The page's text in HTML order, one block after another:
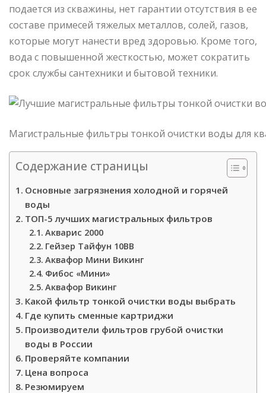
подается из скважины, нет гарантии отсутствия в ее
составе примесей тяжелых металлов, солей, газов,
которые могут нанести вред здоровью. Кроме того,
вода с повышенной жесткостью, может сократить
срок службы сантехники и бытовой техники.
Магистральные фильтры тонкой очистки воды для
Содержание страницы
Основные загрязнения холодной и горячей
воды
ТОП-5 лучших магистральных фильтров
Акварис 2000
Гейзер Тайфун 10ВВ
Аквафор Мини Викинг
Фибос «Мини»
Аквафор Викинг
Какой фильтр тонкой очистки воды выбрать
Где купить сменные картриджи
Производители фильтров грубой очистки
воды в России
Проверяйте компании
Цена вопроса
Резюмируем